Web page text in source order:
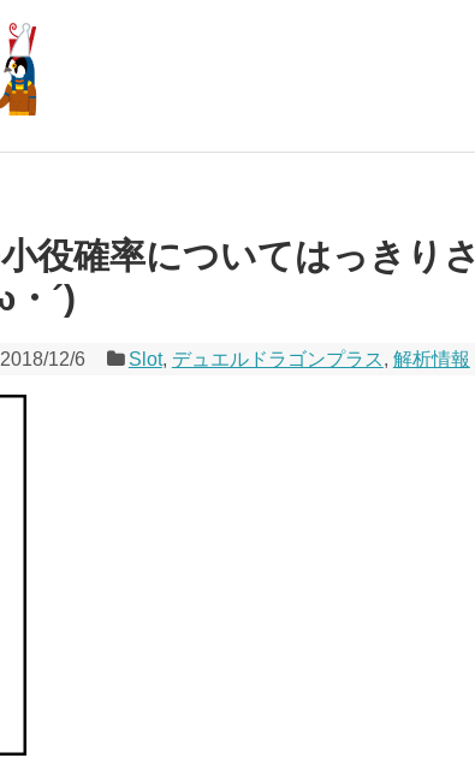
役確率についてはっきりさ
´)
2018/12/6 Slot, デュエルドラゴンプラス, 解析情報